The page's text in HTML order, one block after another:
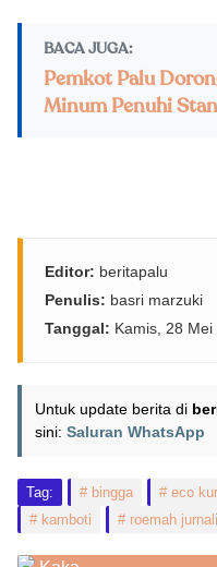
BACA JUGA:
Pemkot Palu
Minum Penuhi
Editor: beritapalu
Penulis: basri marzuki
Tanggal: Kamis, 28 Mei
Untuk update berita di
sini: Saluran WhatsApp
Tag: bingga eco
kamboti
roemah